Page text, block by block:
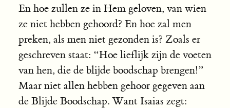
En hoe zullen ze in Hem geloven, van wien
ze niet hebben gehoord? En hoe zal men
preken, als men niet gezonden is? Zoals er
geschreven staat: “Hoe lieflijk zijn de voeten
van hen, die de blijde boodschap brengen!”
Maar niet allen hebben gehoor gegeven aan
de Blijde Boodschap. Want Isaias zegt: